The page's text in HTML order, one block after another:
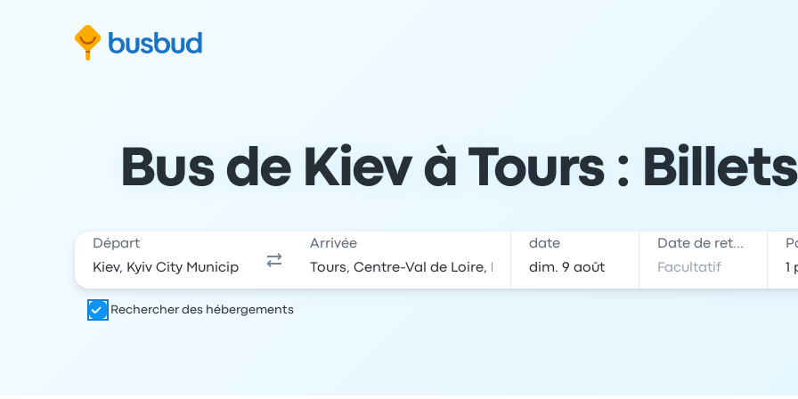
formulaire de recherche
Aller au contenu
Aller au pied de page
Bus de Kiev à Tours :
Départ Arrivée date Date de retour
Rechercher des hébergements